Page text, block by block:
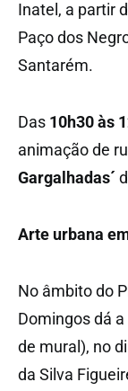
Inatel, a partir
Paço dos
Santarém.
Das 10h30 às
animação de
Gargalhadas´
Arte urbana
No âmbito do
Domingos dá
de mural), no
da Silva